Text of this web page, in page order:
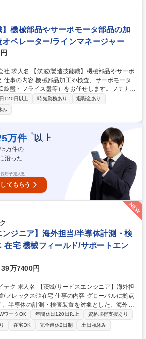
後】まずは装置に触れながら製品知識を習得し、
に入ります。将来的には新製品の品質保証フロ
です。 募集職種 茨城【第二新卒
証(評解製品)】リモート/フレックス◎
】機械部品やサーボモータ部品の加
ペレーター/ラインマネージャー
やサーボ
旋盤・フライス盤等）をお任せします。ファナッ
ら、世界の工場自動化を支える実感とやりがいを
また
。付帯業務として、安全・品質改善活動、工
ストカットの推進にも携わります。入社後はOJ
ト体制があり、未経験の工程も安心して習得で
究・開発環境が揃う山梨本社で、自社製CNC搭載
用し、チームワークを活かしてモノづくりの根幹
120日以上 時短勤務あり
退職金あり
み
万件 ※以上
万件の
沿った
用予定人数
てもらう
ンジニア】海外担当/半導体計測・検
在宅 機械フィールド/サポートエン
万7400円
ア】海外担
宅 仕事の内容 グローバルに拠点
半導体の計測・検査装置を対象とした、海外現
エンジニアをお任せいたします。海外の顧客拠点
提案を行います。 ・海外現地法人など
社へのサービス支援 →製品の不具合対策や予防
ワークOK 年間休日120日以上
資格取得支援あり
在宅OK 完全週休2日制
土日祝休み